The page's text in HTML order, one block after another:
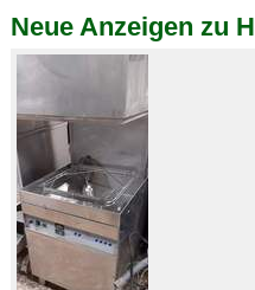
Neue Anzeigen zu H